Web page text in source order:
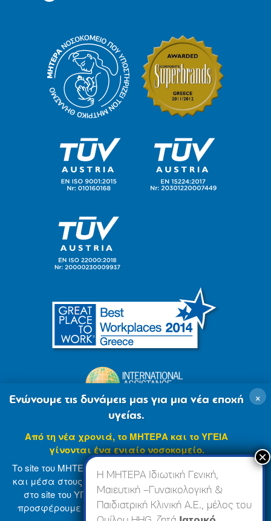
© 2007-2024 ΜΗΤΕΡΑ Α.Ε Όροι Χρήσης
Η ΜΗΤΕΡΑ Ιδιωτική Γενική,
Μαιευτική –Γυναικολογική &
Παιδιατρική Κλινική Α.Ε., μέλος του
×
Ενώνουμε τις δυνάμεις μας για μια νέα εποχή
υγείας.
Από τη νέα χρονιά, το ΜΗΤΕΡΑ και το ΥΓΕΙΑ
γίνονται ένα ενιαίο νοσοκομείο.
Το site του ΜΗΤΕΡΑ βρίσκεται σε φάση ανανέωσης
και μέσα στους επόμενους μήνες θα ενσωματωθεί
στο site του ΥΓΕΙΑ (www.hygeia.gr), ώστε να σας
προσφέρουμε μια πιο ολοκληρωμένη και ενιαία